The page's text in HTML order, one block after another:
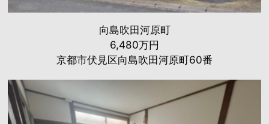
向島吹田河原町
6,480万円
京都市伏見区向島吹田河原町60番